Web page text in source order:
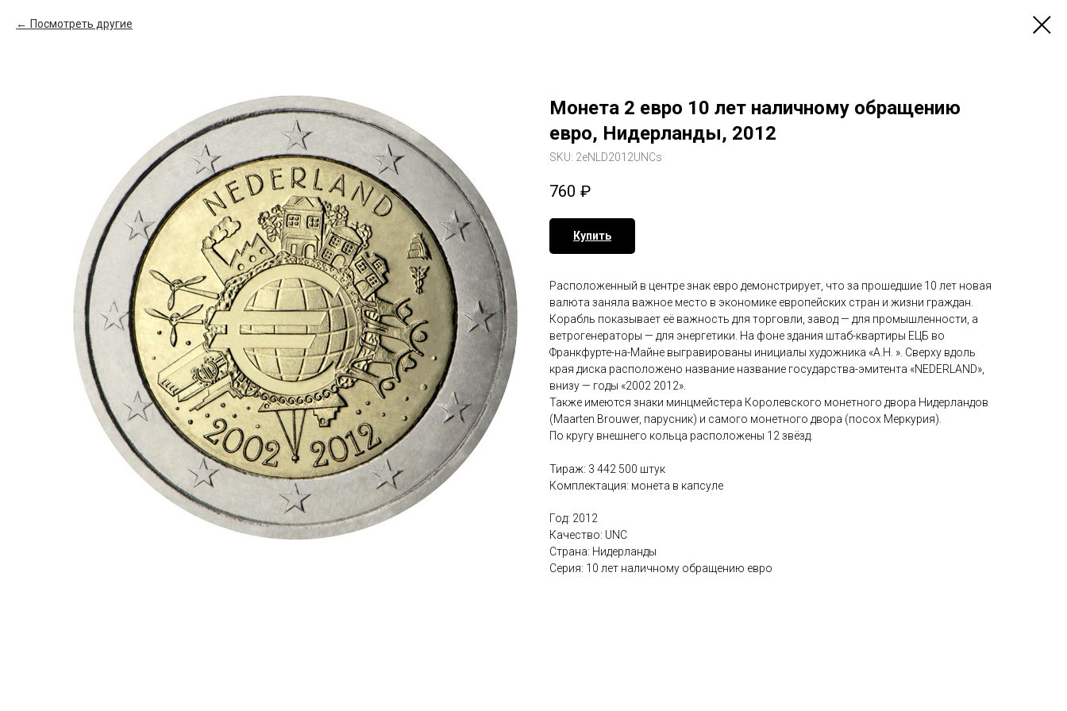
Посмотреть другие
Монета 2 евро 10 лет наличному обращению
евро, Нидерланды, 2012
SKU: 2eNLD2012UNCs
760 ₽
Купить
Расположенный в центре знак евро демонстрирует, что за прошедшие 10 лет новая
валюта заняла важное место в экономике европейских стран и жизни граждан.
Корабль показывает её важность для торговли, завод — для промышленности, а
ветрогенераторы — для энергетики. На фоне здания штаб-квартиры ЕЦБ во
Франкфурте-на-Майне выгравированы инициалы художника «A.H. ». Сверху вдоль
края диска расположено название название государства-эмитента «NEDERLAND»,
внизу — годы «2002 2012».
Также имеются знаки минцмейстера Королевского монетного двора Нидерландов
(Maarten Brouwer, парусник) и самого монетного двора (посох Меркурия).
По кругу внешнего кольца расположены 12 звёзд.
Тираж: 3 442 500 штук
Комплектация: монета в капсуле
Год: 2012
Качество: UNC
Страна: Нидерланды
Серия: 10 лет наличному обращению евро